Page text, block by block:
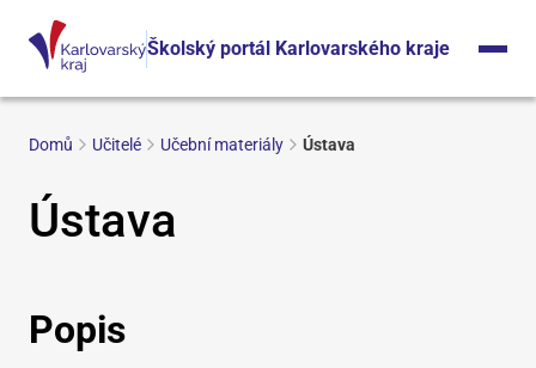
Školský portál Karlovarského kraje
Domů Učitelé Učební materiály Ústava
Ústava
Popis